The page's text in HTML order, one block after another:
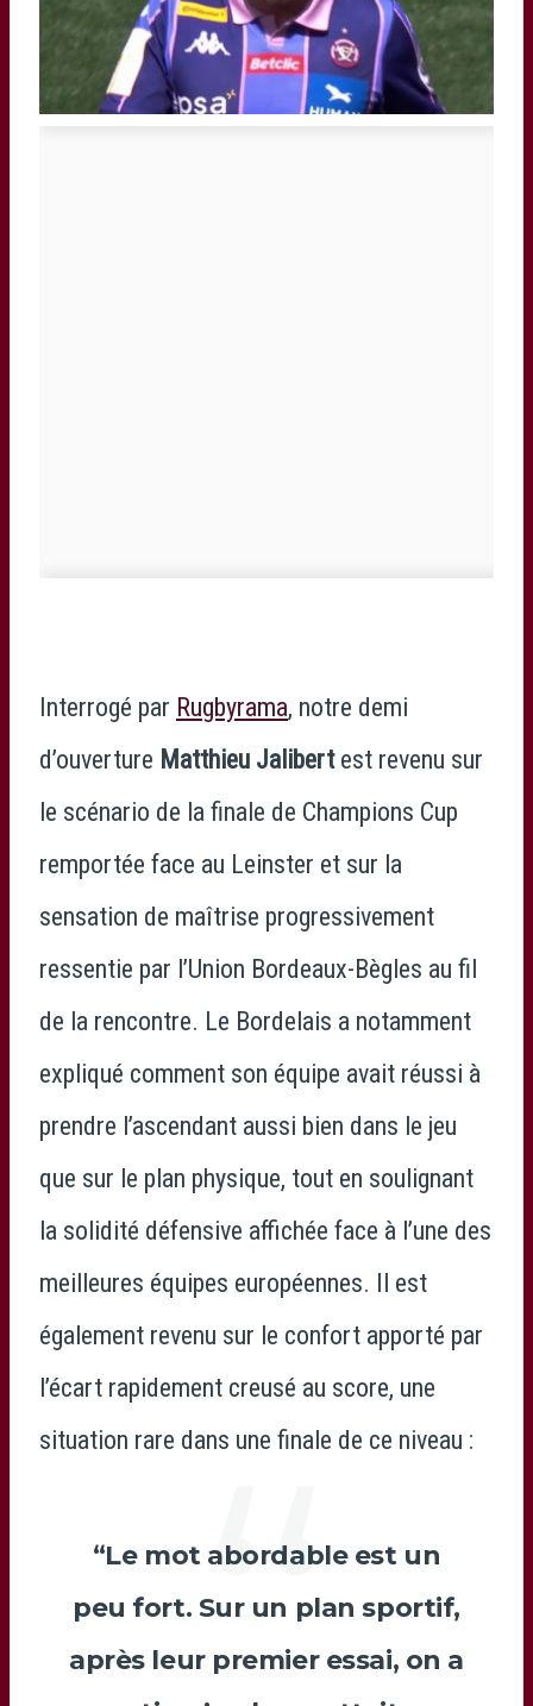
Interrogé par Rugbyrama, notre demi
d’ouverture Matthieu Jalibertest revenu sur
le scénario de la finale de Champions Cup
remportée face au Leinster et sur la
sensation de maîtrise progressivement
ressentie par l’Union Bordeaux-Bègles au fil
de la rencontre. Le Bordelais a notamment
expliqué comment son équipe avait réussi à
prendre l’ascendant aussi bien dans le jeu
que sur le plan physique, tout en soulignant
la solidité défensive affichée face à l’une des
meilleures équipes européennes. Il est
également revenu sur le confort apporté par
l’écart rapidement creusé au score, une
situation rare dans une finale de ce niveau :
“Le mot abordable est un
peu fort. Sur un plan sportif,
après leur premier essai, on a